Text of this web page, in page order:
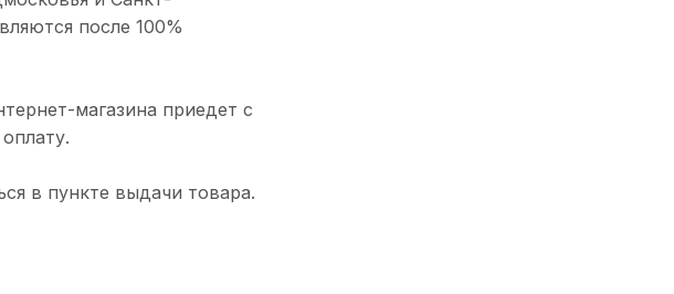
после 100%
магазина приедет с
в пункте выдачи товара.